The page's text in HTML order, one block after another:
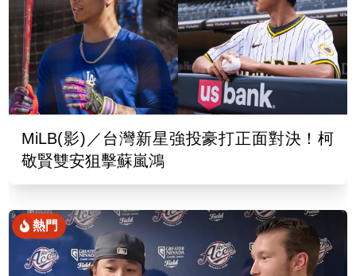
MiLB(影)／台灣新星強投豪打正面對決！柯
敬賢雙安狙擊蘇嵐鴻
熱門